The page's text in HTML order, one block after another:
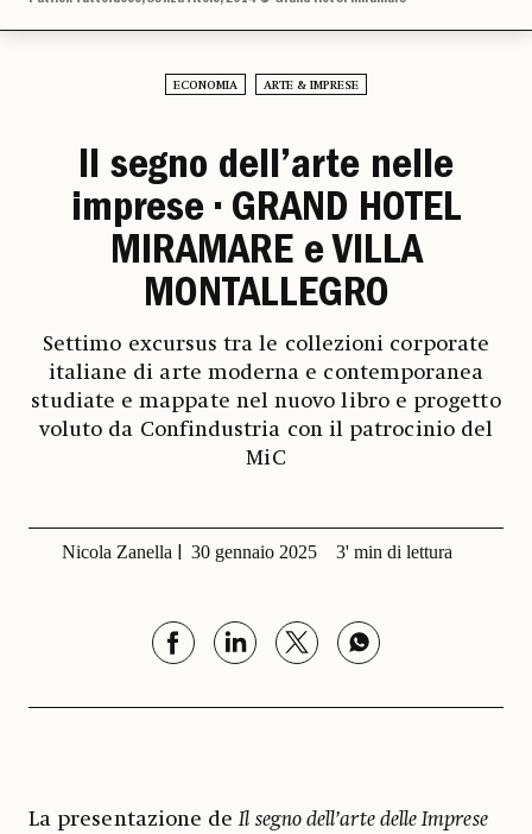
ECONOMIA ARTE & IMPRESE
Il segno dell’arte nelle
imprese • GRAND HOTEL
MIRAMARE e VILLA
MONTALLEGRO
Settimo excursus tra le collezioni corporate
italiane di arte moderna e contemporanea
studiate e mappate nel nuovo libro e progetto
voluto da Confindustria con il patrocinio del
MiC
Nicola Zanella 30 gennaio 2025 3' min di lettura
La presentazione deIl segno dell’arte delle Imprese